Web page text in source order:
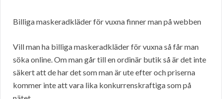
Billiga maskeradkläder för vuxna finner man på webben
Vill man ha billiga maskeradkläder för vuxna så får man
söka online. Om man går till en ordinär butik så är det inte
säkert att de har det som man är ute efter och priserna
kommer inte att vara lika konkurrenskraftiga som på